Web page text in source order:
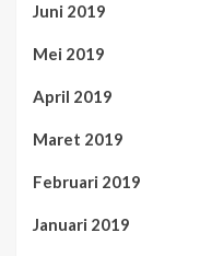
Juni 2019
Mei 2019
April 2019
Maret 2019
Februari 2019
Januari 2019